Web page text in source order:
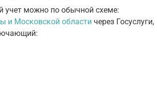
учет можно по обычной схеме:
Московской области через Госуслуги,